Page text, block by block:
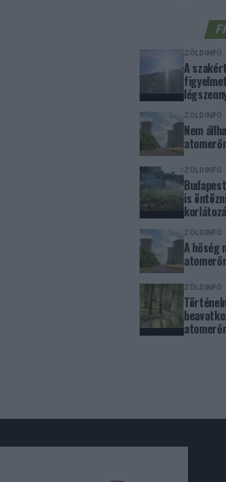
ZÖLDINFÓ
A
ZÖLDINFÓ
Nem
ZÖLDINFÓ
is
ZÖLDINFÓ
A hőség
ZÖLDINFÓ